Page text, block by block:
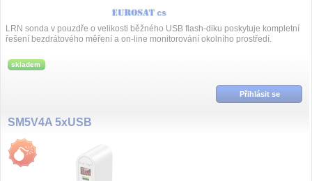
LRN sonda v pouzdře o velikosti běžného USB flash-diku poskytuje kompletní
řešení bezdrátového měření a on-line monitorování okolního prostředí.
skladem
Přihlásit se
SM5V4A 5xUSB